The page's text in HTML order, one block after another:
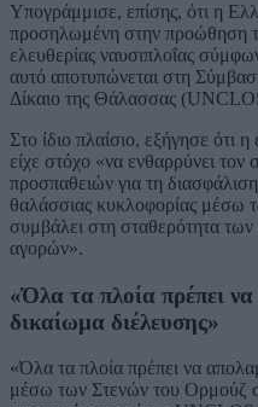
Υπογράμμισε, επίσης, ότι η
προσηλωμένη στην προώθηση
ελευθερίας ναυσιπλοΐας
αυτό αποτυπώνεται στη
Δίκαιο της Θάλασσας
Στο ίδιο πλαίσιο, εξήγησε ότι
είχε στόχο «να ενθαρρύνει
προσπαθειών για τη
θαλάσσιας κυκλοφορίας μέσω
συμβάλει στη σταθερότητα
αγορών».
«Όλα τα πλοία πρέπει
δικαίωμα διέλευσης»
«Όλα τα πλοία πρέπει να
μέσω των Στενών του Ορμούζ